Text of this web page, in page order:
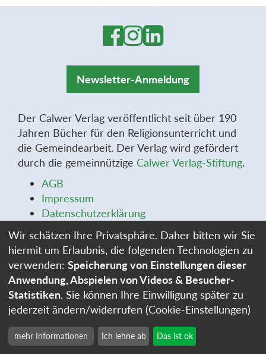
Newsletter-Anmeldung
Der Calwer Verlag veröffentlicht seit über 190
Jahren Bücher für den Religionsunterricht und
die Gemeindearbeit. Der Verlag wird gefördert
durch die gemeinnützige Calwer Verlag-Stiftung.
AGB
Impressum
Datenschutzerklärung
Widerrufsformular
Stellenangebote
Cookie-Einstellungen
Wir schätzen Ihre Privatsphäre. Daher bitten wir Sie
hiermit um Erlaubnis, die folgenden Technologien zu
verwenden: Speicherung von Einstellungen dieser
Anwendung, Abspielen von Videos & Besucher-
Statistiken. Sie können Ihre Einwilligung später zu
jederzeit ändern/widerrufen (Cookie-Einstellungen)
mehr Informationen Ich lehne ab Das ist ok